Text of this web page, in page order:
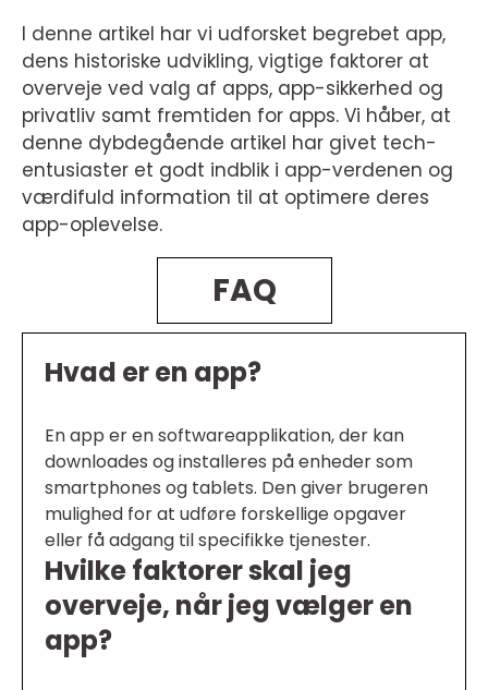
I denne artikel har vi udforsket begrebet app,
dens historiske udvikling, vigtige faktorer at
overveje ved valg af apps, app-sikkerhed og
privatliv samt fremtiden for apps. Vi håber, at
denne dybdegående artikel har givet tech-
entusiaster et godt indblik i app-verdenen og
værdifuld information til at optimere deres
app-oplevelse.
FAQ
Hvad er en app?
En app er en softwareapplikation, der kan
downloades og installeres på enheder som
smartphones og tablets. Den giver brugeren
mulighed for at udføre forskellige opgaver
eller få adgang til specifikke tjenester.
Hvilke faktorer skal jeg
overveje, når jeg vælger en
app?